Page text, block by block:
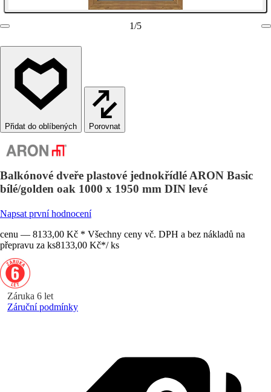
1/5
Porovnat
Balkónové dveře plastové jednokřídlé ARON Basic
bílé/golden oak 1000 x 1950 mm DIN levé
Napsat první hodnocení
cenu — 8133,00 Kč * Všechny ceny vč. DPH a bez nákladů na
přepravu za ks8133,00 Kč*/ ks
Záruka 6 let
Záruční podmínky